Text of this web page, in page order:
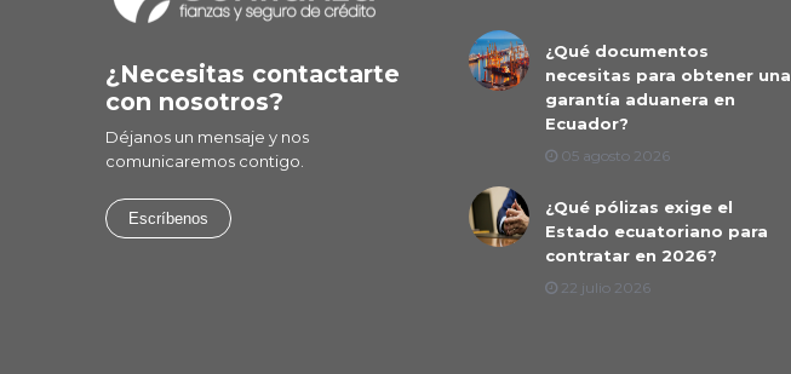
¿Necesitas contactarte
con nosotros?
Déjanos un mensaje y nos
comunicaremos contigo.
Escríbenos
¿Qué documentos
necesitas para obtener una
garantía aduanera en
Ecuador?
05 agosto 2026
¿Qué pólizas exige el
Estado ecuatoriano para
contratar en 2026?
22 julio 2026